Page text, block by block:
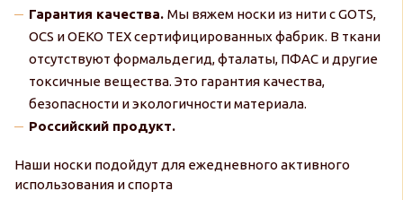
Гарантия качества. Мы вяжем носки из нити с GOTS,
OCS и OEKO TEX сертифицированных фабрик. В ткани
отсутствуют формальдегид, фталаты, ПФАС и другие
токсичные вещества. Это гарантия качества,
безопасности и экологичности материала.
Российский продукт.
Наши носки подойдут для ежедневного активного
использования и спорта